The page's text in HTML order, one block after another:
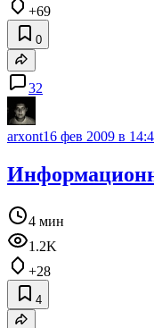
+69
0
32
arxont16 фев 2009 в
4 мин
1.2K
+28
4